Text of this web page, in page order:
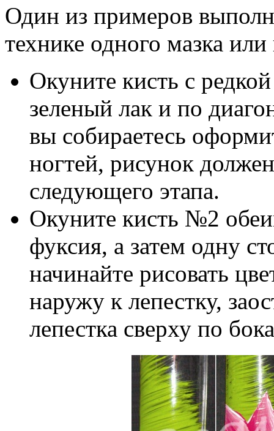
Один из примеров
технике одного мазка
Окуните кисть с
зеленый лак и по
вы собираетесь
ногтей, рисунок
следующего этапа.
Окуните кисть №2
фуксия, а затем одну
начинайте рисовать
наружу к лепестку,
лепестка сверху по